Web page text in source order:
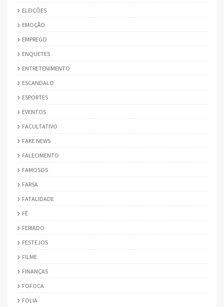
ELEIÇÕES
EMOÇÃO
EMPREGO
ENQUETES
ENTRETENIMENTO
ESCANDALO
ESPORTES
EVENTOS
FACULTATIVO
FAKE NEWS
FALECIMENTO
FAMOSOS
FARSA
FATALIDADE
FÉ
FERIADO
FESTEJOS
FILME
FINANÇAS
FOFOCA
FOLIA